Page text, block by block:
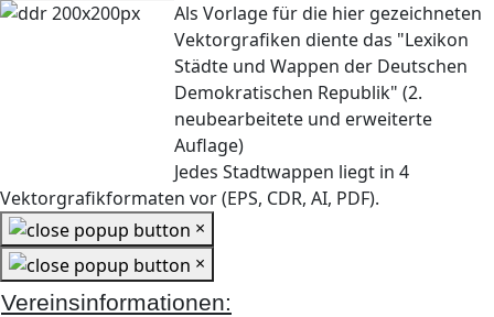
Als Vorlage für die hier gezeichneten
Vektorgrafiken diente das "Lexikon
Städte und Wappen der Deutschen
Demokratischen Republik" (2.
neubearbeitete und erweiterte
Auflage)
Jedes Stadtwappen liegt in 4
Vektorgrafikformaten vor (EPS, CDR, AI, PDF).
×
×
Vereinsinformationen: